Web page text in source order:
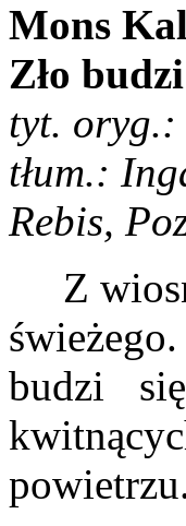
Mons
Zło
tyt. oryg.:
tłum.:
Rebis,
Z
budzi